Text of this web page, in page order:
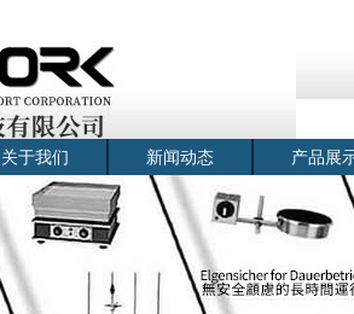
关于我们 新闻动态 产品展